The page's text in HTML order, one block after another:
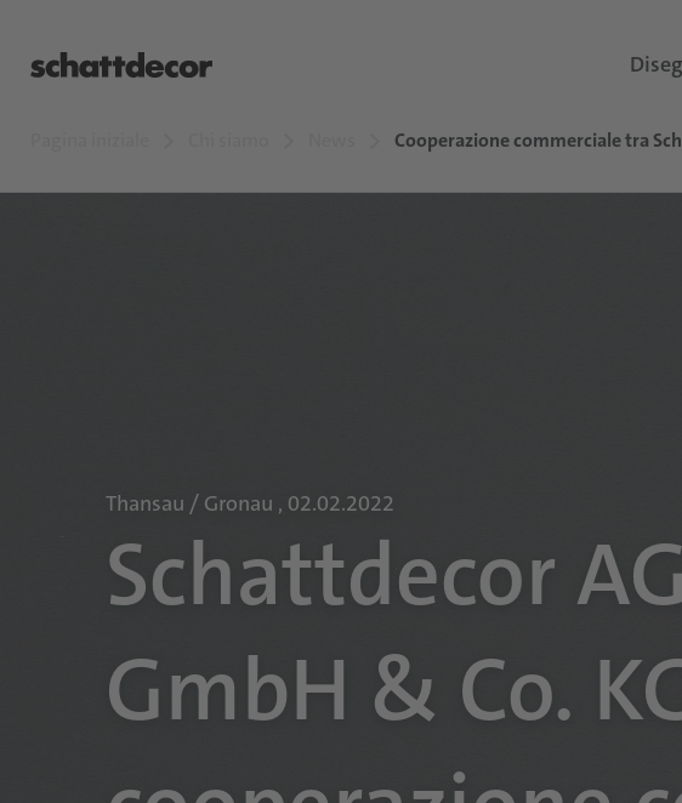
Cooperazione commerciale tra
Thansau / Gronau , 02.02.2022
Schattdecor
GmbH & Co.